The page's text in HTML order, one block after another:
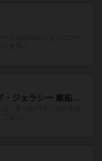
ザ・セント・オブ・ジェラシー 嫉妬の香り